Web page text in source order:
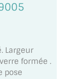
Largeur
formée .
pose